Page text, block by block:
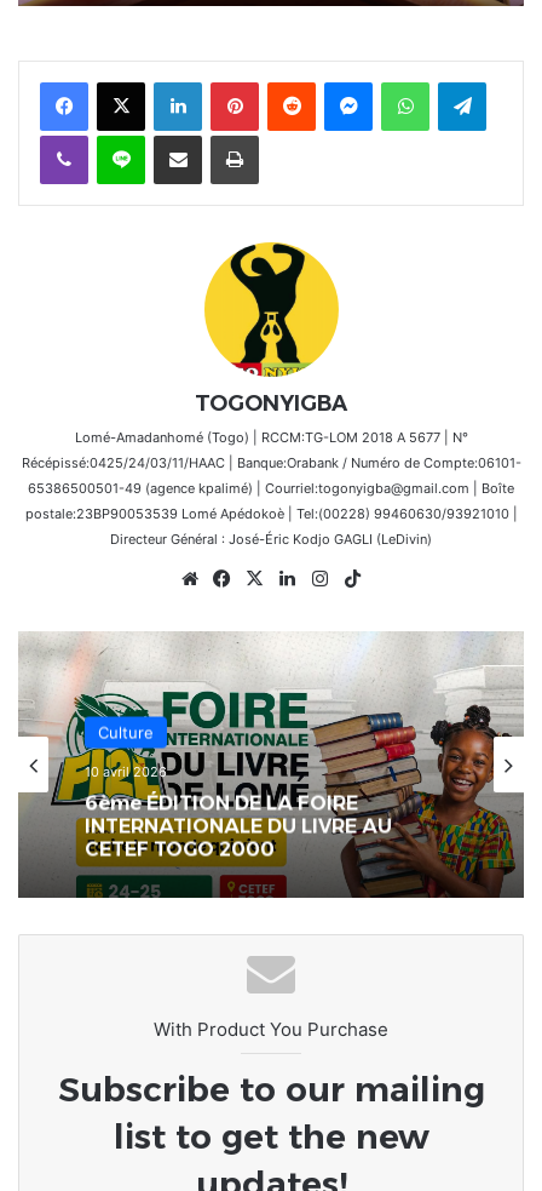
FacebookX Linkedin PinterestReddit MessengerWhatsAppTelegram
Viber Ligne Partager par email Imprimer
TOGONYIGBA
Lomé-Amadanhomé (Togo) | RCCM:TG-LOM 2018 A 5677 | N°
Récépissé:0425/24/03/11/HAAC | Banque:Orabank / Numéro de Compte:06101-
65386500501-49 (agence kpalimé) | Courriel:togonyigba@gmail.com | Boîte
postale:23BP90053539 Lomé Apédokoè | Tel:(00228) 99460630/93921010 |
Directeur Général : José-Éric Kodjo GAGLI (LeDivin)
WebsiteFacebook
X LinkedinInstagram
Échos des Écoles
25 février 2026
[LeCoupDeGuelle] Un enseignant ne
se limite pas à instruire des élèves ;
il façonne toute une génération…
With Product You Purchase
Subscribe to our mailing
list to get the new